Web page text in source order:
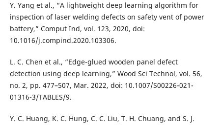
Y. Yang et al., “A lightweight deep learning algorithm for
inspection of laser welding defects on safety vent of power
battery,” Comput Ind, vol. 123, 2020, doi:
10.1016/j.compind.2020.103306.
L. C. Chen et al., “Edge-glued wooden panel defect
detection using deep learning,” Wood Sci Technol, vol. 56,
no. 2, pp. 477–507, Mar. 2022, doi: 10.1007/S00226-021-
01316-3/TABLES/9.
Y. C. Huang, K. C. Hung, C. C. Liu, T. H. Chuang, and S. J.